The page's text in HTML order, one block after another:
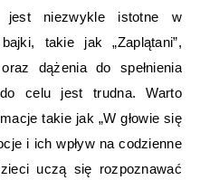
jest niezwykle istotne w
takie jak „Zaplątani”,
dążenia do spełnienia
celu jest trudna. Warto
takie jak „W głowie się
i ich wpływ na codzienne
uczą się rozpoznawać